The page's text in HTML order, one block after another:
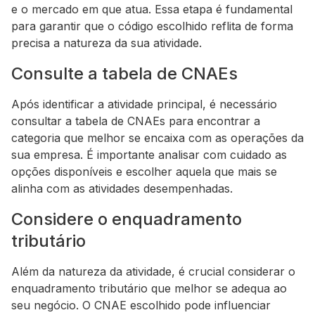
e o mercado em que atua. Essa etapa é fundamental
para garantir que o código escolhido reflita de forma
precisa a natureza da sua atividade.
Consulte a tabela de CNAEs
Após identificar a atividade principal, é necessário
consultar a tabela de CNAEs para encontrar a
categoria que melhor se encaixa com as operações da
sua empresa. É importante analisar com cuidado as
opções disponíveis e escolher aquela que mais se
alinha com as atividades desempenhadas.
Considere o enquadramento
tributário
Além da natureza da atividade, é crucial considerar o
enquadramento tributário que melhor se adequa ao
seu negócio. O CNAE escolhido pode influenciar